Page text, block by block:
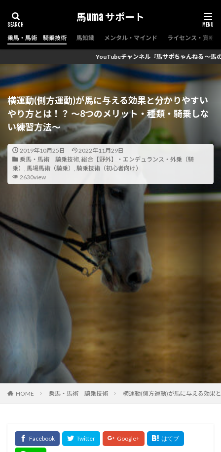
馬uma サポート
乗馬・馬術 騎乗技術 馬知識 メンタル・マインド ライセンス・資格
チャンネル『馬サポちゃんねる ～馬の予備校～』チャンネル登録数2700名
横運動(側方運動)が馬に与える効果と分かりやすい
やり方とは！？ ～8つのメリット・種類・騎乗しな
い練習方法～
2019年10月25日
2022年11月29日
乗馬・馬術 騎乗技術, 総合【野外】・エンデュランス・外乗（騎
乗） , 馬場馬術（騎乗） , 騎乗技術（初心者向け）
2630view
HOME 乗馬・馬術 騎乗技術 横運動(側方運動)が馬に与える効果